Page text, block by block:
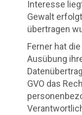
Interesse
Gewalt
übertragen
Ferner hat
Ausübung
GVO das